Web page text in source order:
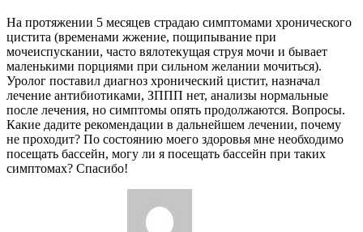
На протяжении 5 месяцев страдаю симптомами хронического
цистита (временами жжение, пощипывание при
мочеиспускании, часто вялотекущая струя мочи и бывает
маленькими порциями при сильном желании мочиться).
Уролог поставил диагноз хронический цистит, назначал
лечение антибиотиками, ЗППП нет, анализы нормальные
после лечения, но симптомы опять продолжаются. Вопросы.
Какие дадите рекомендации в дальнейшем лечении, почему
не проходит? По состоянию моего здоровья мне необходимо
посещать бассейн, могу ли я посещать бассейн при таких
симптомах? Спасибо!